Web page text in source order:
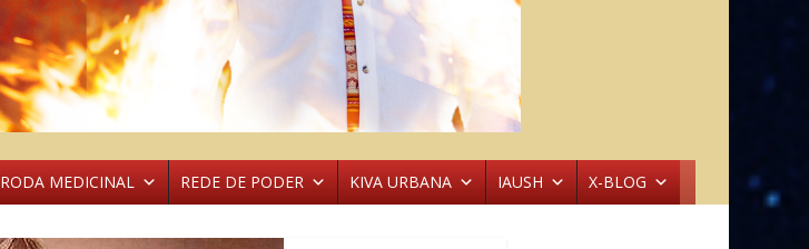
RODA MEDICINAL REDE DE PODER KIVA URBANA IAUSH X-BLOG